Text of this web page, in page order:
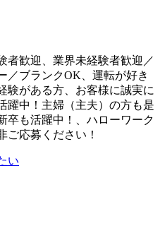
者歓迎、業界未経験者歓迎／
／ブランクOK、運転が好き
験がある方、お客様に誠実に
躍中！主婦（主夫）の方も是
卒も活躍中！、ハローワーク
ご応募ください！
い